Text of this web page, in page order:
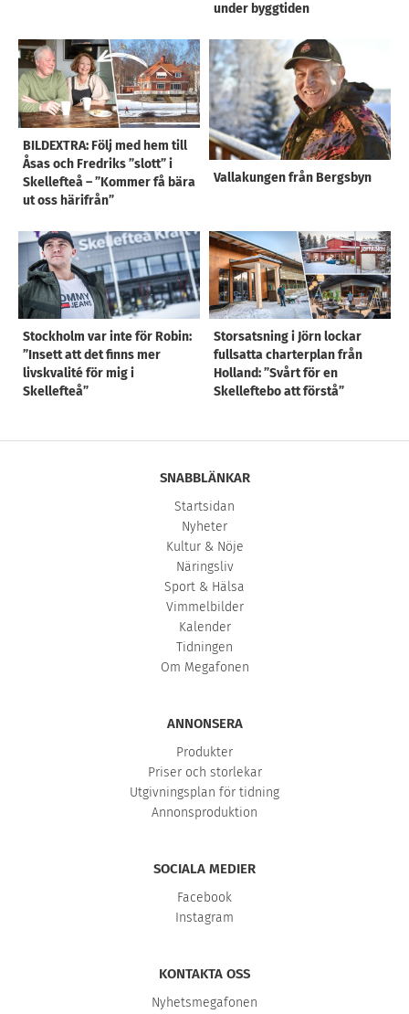
under byggtiden
BILDEXTRA: Följ med hem till
Åsas och Fredriks ”slott” i
Skellefteå – ”Kommer få bära
ut oss härifrån”
Vallakungen från Bergsbyn
Stockholm var inte för Robin:
”Insett att det finns mer
livskvalité för mig i
Skellefteå”
Storsatsning i Jörn lockar
fullsatta charterplan från
Holland: ”Svårt för en
Skelleftebo att förstå”
SNABBLÄNKAR
Startsidan
Nyheter
Kultur & Nöje
Näringsliv
Sport & Hälsa
Vimmelbilder
Kalender
Tidningen
Om Megafonen
ANNONSERA
Produkter
Priser och storlekar
Utgivningsplan för tidning
Annonsproduktion
SOCIALA MEDIER
Facebook
Instagram
KONTAKTA OSS
Nyhetsmegafonen